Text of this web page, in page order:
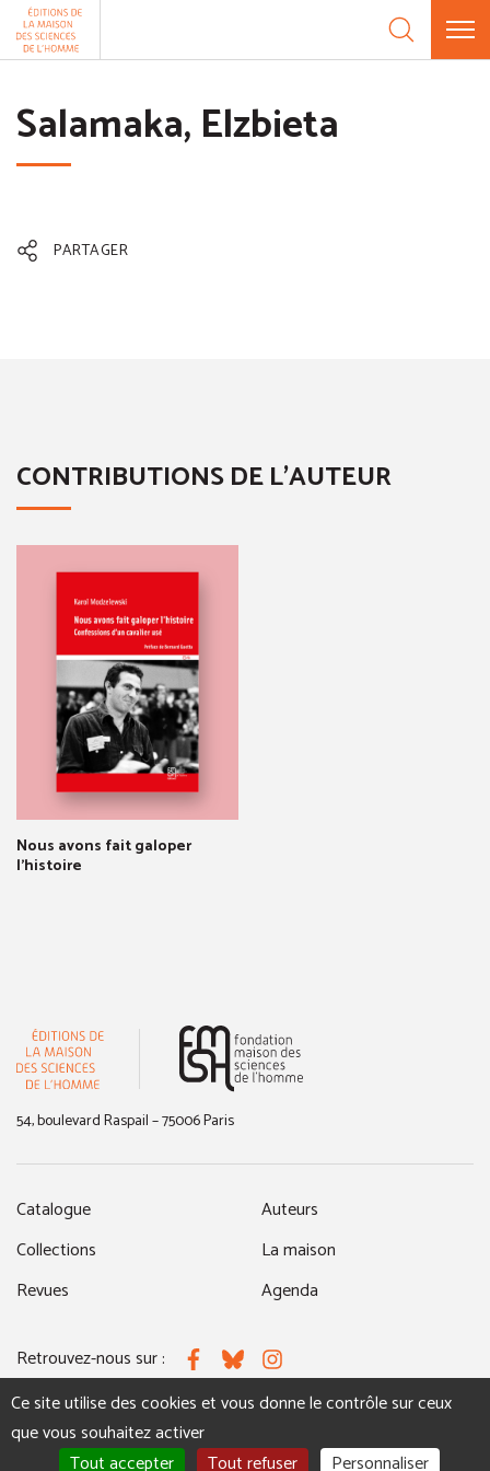
Aller au contenu
Salamaka, Elzbieta
PARTAGER
CONTRIBUTIONS DE L'AUTEUR
Nous avons fait galoper
l'histoire
54, boulevard Raspail – 75006 Paris
Catalogue
Collections
Revues
Auteurs
La maison
Agenda
Retrouvez-nous sur : FacebookBlueskyInstagram
MENTIONS LÉGALES NOUS CONTACTER
Panneau de gestion des cookies
Ce site utilise des cookies et vous donne le contrôle sur ceux
que vous souhaitez activer
Tout accepter
Tout refuser Personnaliser